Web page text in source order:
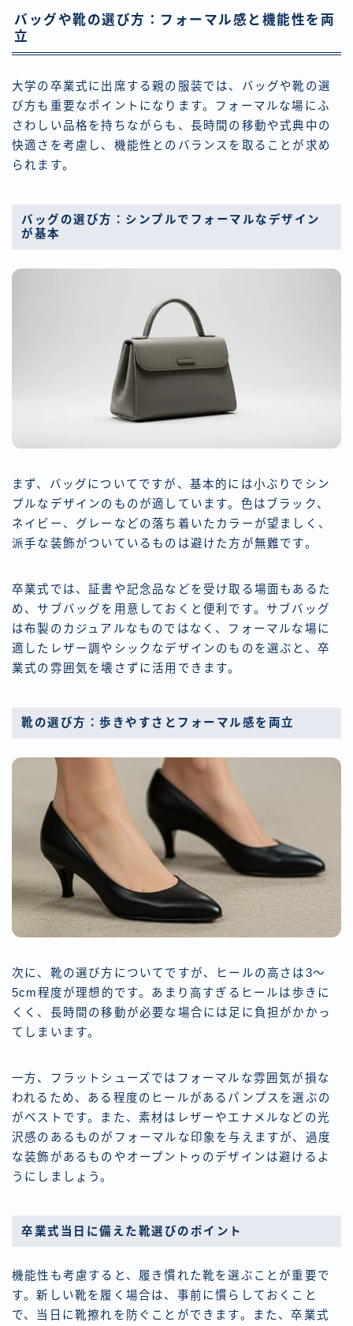
バッグや靴の選び方：フォーマル感と機能性を両
立
大学の卒業式に出席する親の服装では、バッグや靴の選
び方も重要なポイントになります。フォーマルな場にふ
さわしい品格を持ちながらも、長時間の移動や式典中の
快適さを考慮し、機能性とのバランスを取ることが求め
られます。
バッグの選び方：シンプルでフォーマルなデザイン
が基本
まず、バッグについてですが、基本的には小ぶりでシン
プルなデザインのものが適しています。色はブラック、
ネイビー、グレーなどの落ち着いたカラーが望ましく、
派手な装飾がついているものは避けた方が無難です。
卒業式では、証書や記念品などを受け取る場面もあるた
め、サブバッグを用意しておくと便利です。サブバッグ
は布製のカジュアルなものではなく、フォーマルな場に
適したレザー調やシックなデザインのものを選ぶと、卒
業式の雰囲気を壊さずに活用できます。
靴の選び方：歩きやすさとフォーマル感を両立
次に、靴の選び方についてですが、ヒールの高さは3〜
5cm程度が理想的です。あまり高すぎるヒールは歩きに
くく、長時間の移動が必要な場合には足に負担がかかっ
てしまいます。
一方、フラットシューズではフォーマルな雰囲気が損な
われるため、ある程度のヒールがあるパンプスを選ぶの
がベストです。また、素材はレザーやエナメルなどの光
沢感のあるものがフォーマルな印象を与えますが、過度
な装飾があるものやオープントゥのデザインは避けるよ
うにしましょう。
卒業式当日に備えた靴選びのポイント
機能性も考慮すると、履き慣れた靴を選ぶことが重要で
す。新しい靴を履く場合は、事前に慣らしておくこと
で、当日に靴擦れを防ぐことができます。また、卒業式